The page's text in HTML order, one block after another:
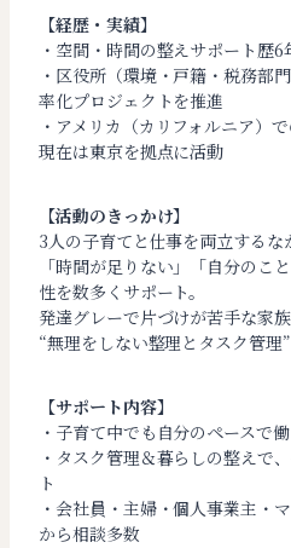
【経歴・実績】
・空間・時間の整えサポート歴6
・区役所（環境・戸籍・税務部
率化プロジェクトを推進
・アメリカ（カリフォルニア）
現在は東京を拠点に活動
【活動のきっかけ】
3人の子育てと仕事を両立するな
「時間が足りない」「自分のこ
性を数多くサポート。
発達グレーで片づけが苦手な家
“無理をしない整理とタスク管理
【サポート内容】
・子育て中でも自分のペースで
・タスク管理＆暮らしの整えで
ト
・会社員・主婦・個人事業主・
から相談多数